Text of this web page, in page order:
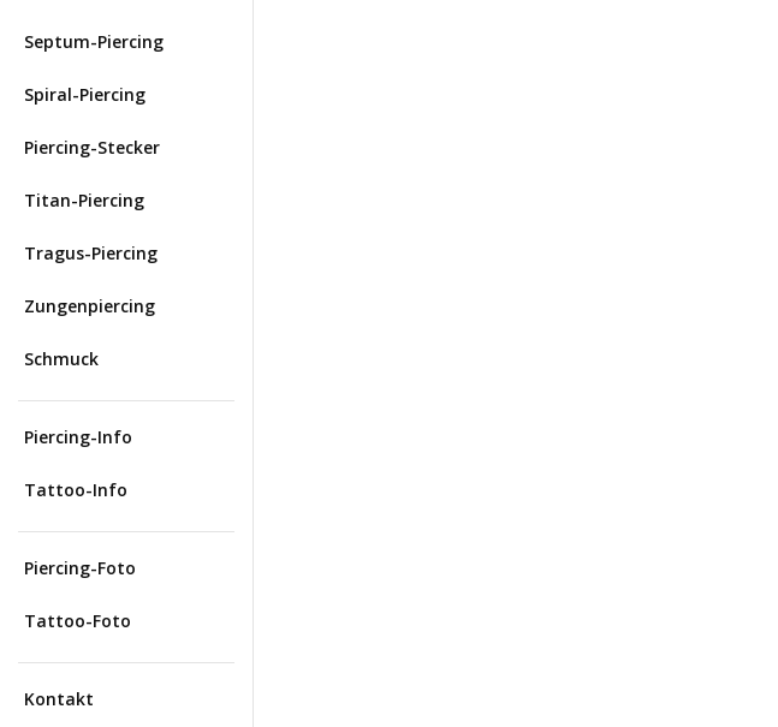
Septum-Piercing
Spiral-Piercing
Piercing-Stecker
Titan-Piercing
Tragus-Piercing
Zungenpiercing
Schmuck
Piercing-Info
Tattoo-Info
Piercing-Foto
Tattoo-Foto
Kontakt